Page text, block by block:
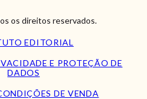
os direitos reservados.
EDITORIAL
E PROTEÇÃO DE
DADOS
DE VENDA